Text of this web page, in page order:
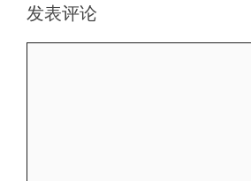
发表评论